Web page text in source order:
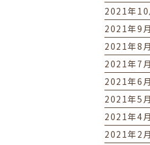
2021年
2021年9
2021年8
2021年7
2021年6
2021年5
2021年4
2021年2